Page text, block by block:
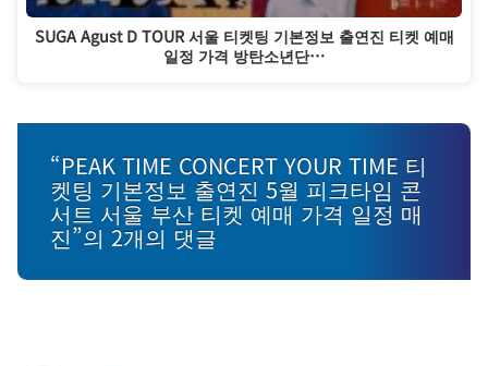
SUGA Agust D TOUR 서울 티켓팅 기본정보 출연진 티켓 예매
일정 가격 방탄소년단…
“PEAK TIME CONCERT YOUR TIME 티
켓팅 기본정보 출연진 5월 피크타임 콘
서트 서울 부산 티켓 예매 가격 일정 매
진”의 2개의 댓글